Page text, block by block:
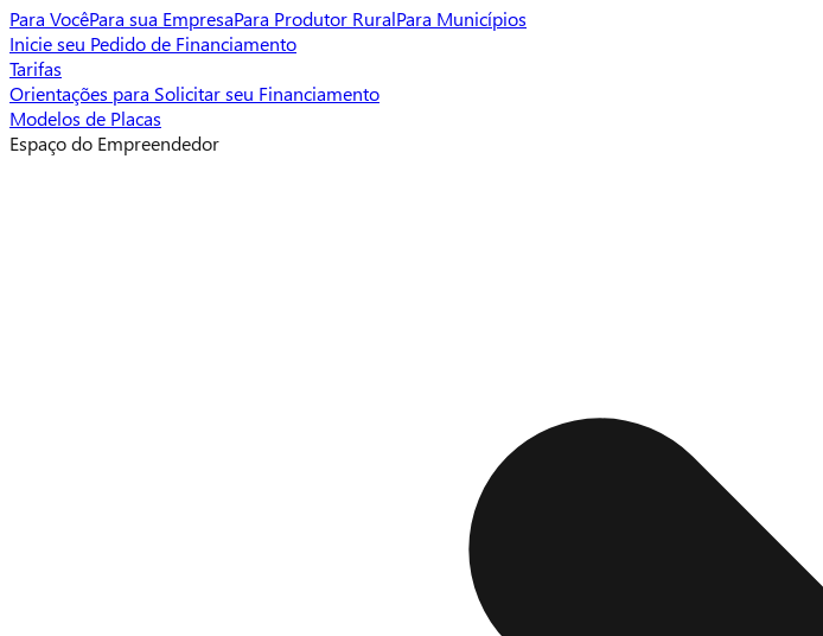
Para VocêPara sua EmpresaPara Produtor RuralPara Municípios
Inicie seu Pedido de Financiamento
Tarifas
Orientações para Solicitar seu Financiamento
Modelos de Placas
Espaço do Empreendedor